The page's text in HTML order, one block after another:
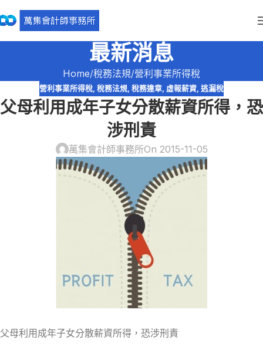
最新消息
Home 稅務法規 營利事業所得稅
營利事業所得稅, 稅務法規, 稅務違章, 虛報薪資, 逃漏稅
父母利用成年子女分散薪資所得，恐
涉刑責
萬集會計師事務所On 2015-11-05
父母利用成年子女分散薪資所得，恐涉刑責